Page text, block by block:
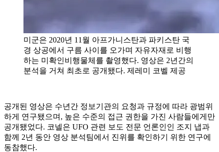
미군은 2020년 11월 아프가니스탄과 파키스탄 국
경 상공에서 구름 사이를 오가며 자유자재로 비행
하는 미확인비행물체를 촬영했다. 영상은 2년간의
분석을 거쳐 최초로 공개됐다. 제레미 코벨 제공
공개된 영상은 수년간 정보기관의 요청과 규정에 따라 광범위
하게 연구됐으며, 높은 수준의 접근 권한을 가진 사람들에게만
공개됐었다. 코넬은 UFO 관련 보도 전문 언론인인 조지 냅과
함께 2년 동안 영상 분석팀에서 진위를 확인하기 위한 연구에
동참했다.